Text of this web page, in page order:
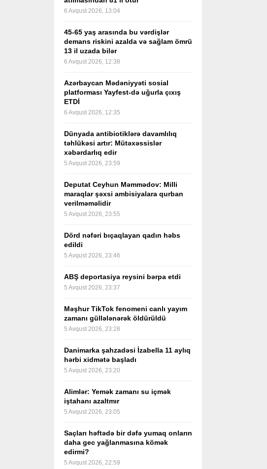
6 Avqust 2026, 13:04
45-65 yaş arasında bu vərdişlər
demans riskini azalda və sağlam ömrü
13 il uzada bilər
6 Avqust 2026, 12:38
Azərbaycan Mədəniyyəti sosial
platforması Yayfest-də uğurla çıxış
ETDİ
6 Avqust 2026, 12:35
Dünyada antibiotiklərə davamlılıq
təhlükəsi artır: Mütəxəssislər
xəbərdarlıq edir
5 Avqust 2026, 23:59
Deputat Ceyhun Məmmədov: Milli
maraqlar şəxsi ambisiyalara qurban
verilməməlidir
5 Avqust 2026, 23:55
Dörd nəfəri bıçaqlayan qadın həbs
edildi
5 Avqust 2026, 23:46
ABŞ deportasiya reysini bərpa etdi
5 Avqust 2026, 23:37
Məşhur TikTok fenomeni canlı yayım
zamanı güllələnərək öldürüldü
5 Avqust 2026, 23:28
Danimarka şahzadəsi İzabella 11 aylıq
hərbi xidmətə başladı
5 Avqust 2026, 23:20
Alimlər: Yemək zamanı su içmək
iştahanı azaltmır
5 Avqust 2026, 23:05
Saçları həftədə bir dəfə yumaq onların
daha gec yağlanmasına kömək
edirmi?
5 Avqust 2026, 22:59